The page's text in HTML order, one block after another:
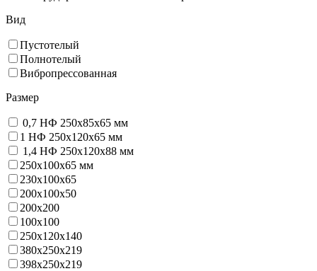
Вид
Пустотелый
Полнотелый
Вибропрессованная
Размер
0,7 НФ 250х85х65 мм
1 НФ 250х120х65 мм
1,4 НФ 250х120х88 мм
250х100х65 мм
230х100х65
200x100x50
200х200
100х100
250х120х140
380х250х219
398х250х219